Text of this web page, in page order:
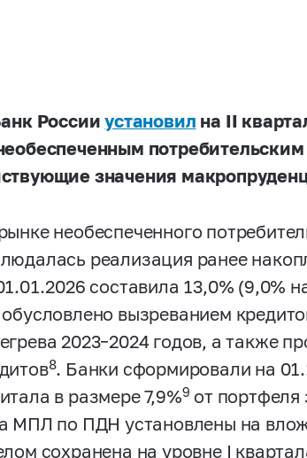
Россииустановил на II
значения
необеспеченного
реализация ранее
составила 13,0% (9,0%
обусловлено вызреванием
2023–2024 годов, а также
8. Банки сформировали на
в размере 7,9%9 от портфеля
МПЛ по ПДН установлены на
сохранена на уровне I